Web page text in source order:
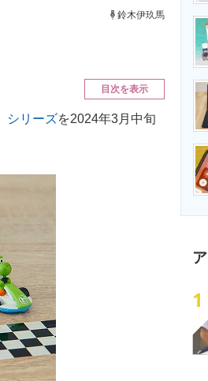
エネルギーの専門
鈴木伊玖馬
目次を表示
シリーズを2024年3月中旬
1